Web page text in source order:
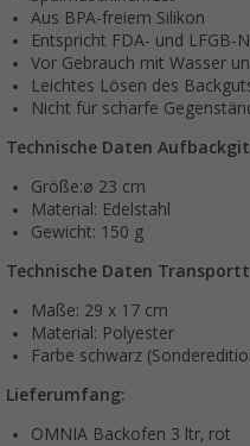
Aus BPA-freiem Silikon
Entspricht FDA- und LFGB-
Vor Gebrauch mit Wasser
Leichtes Lösen des
Nicht für scharfe
Technische Daten
Größe:ø 23 cm
Material: Edelstahl
Gewicht: 150 g
Technische Daten
Maße: 29 x 17 cm
Material: Polyester
Farbe schwarz
Lieferumfang:
OMNIA Backofen 3 ltr, rot